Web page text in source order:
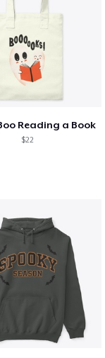
Reading a Book
$22